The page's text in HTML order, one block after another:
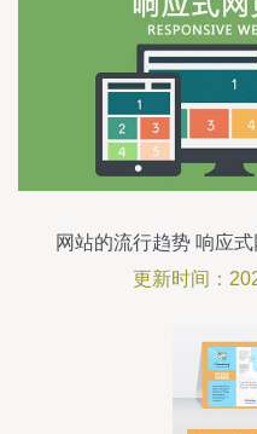
网站的流行趋势 响应
更新时间：